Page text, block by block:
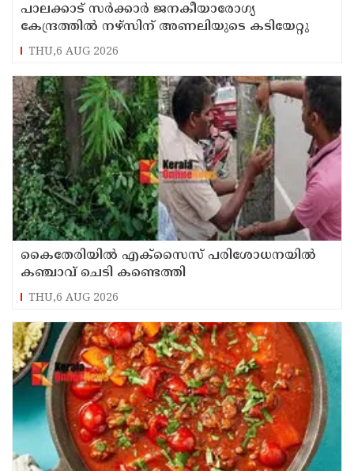
പാലക്കാട്‌ സര്‍ക്കാര്‍ ജനകീയാരോഗ്യ
കേന്ദ്രത്തില്‍ നഴ്‌സിന് അണലിയുടെ കടിയേറ്റു
THU,6 AUG 2026
കൈതേരിയിൽ എക്സൈസ് പരിശോധനയിൽ
കഞ്ചാവ് ചെടി കണ്ടെത്തി
THU,6 AUG 2026